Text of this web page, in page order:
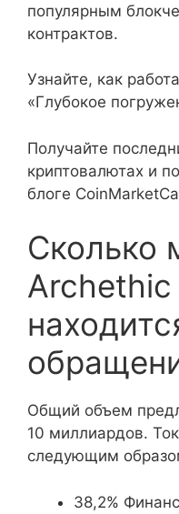
популярным
контрактов.
Узнайте, как
«Глубокое
Получайте
криптовалютах и
блоге
Сколько
Archethic
Общий объем
10 миллиардов.
следующим
38,2%